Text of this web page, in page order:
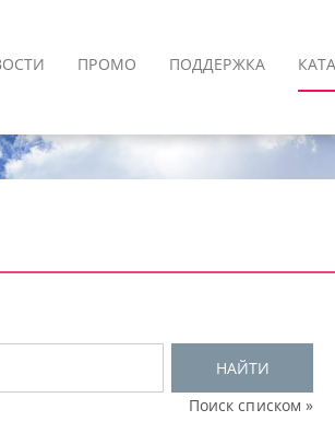
ПРОМО ПОДДЕРЖКА
НАЙТИ
Поиск списком »